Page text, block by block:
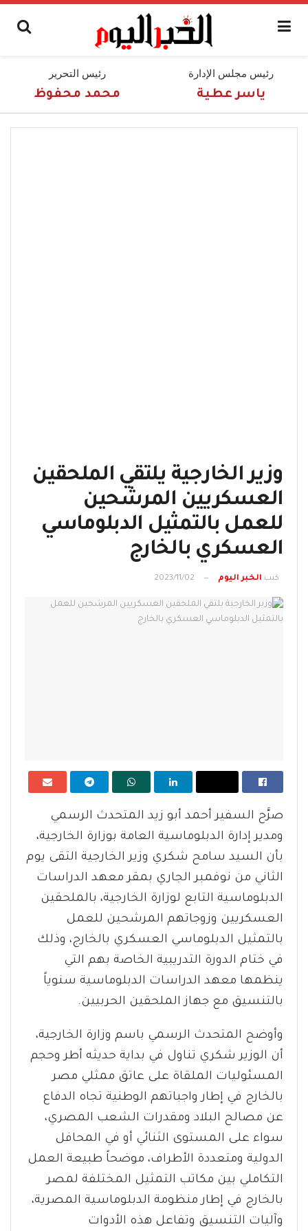
رئيس مجلس الإدارة
ياسر عطية
رئيس التحرير
محمد محفوظ
وزير الخارجية يلتقي الملحقين
العسكريين المرشحين
للعمل بالتمثيل الدبلوماسي
العسكري بالخارج
كتب الخبر اليوم 2023/11/02
صرَّح السفير أحمد أبو زيد المتحدث الرسمي
ومدير إدارة الدبلوماسية العامة بوزارة الخارجية،
بأن السيد سامح شكري وزير الخارجية التقى يوم
الثاني من نوفمبر الجاري بمقر معهد الدراسات
الدبلوماسية التابع لوزارة الخارجية، بالملحقين
العسكريين وزوجاتهم المرشحين للعمل
بالتمثيل الدبلوماسي العسكري بالخارج، وذلك
في ختام الدورة التدريبية الخاصة بهم التي
ينظمها معهد الدراسات الدبلوماسية سنوياً
بالتنسيق مع جهاز الملحقين الحربيين.
وأوضح المتحدث الرسمي باسم وزارة الخارجية،
أن الوزير شكري تناول في بداية حديثه أطر وحجم
المسئوليات الملقاة على عاتق ممثلي مصر
بالخارج في إطار واجباتهم الوطنية تجاه الدفاع
عن مصالح البلاد ومقدرات الشعب المصري،
سواء على المستوى الثنائي أو في المحافل
الدولية ومتعددة الأطراف، موضحاً طبيعة العمل
التكاملي بين مكاتب التمثيل المختلفة لمصر
بالخارج في إطار منظومة الدبلوماسية المصرية،
وآليات التنسيق وتفاعل هذه الأدوات